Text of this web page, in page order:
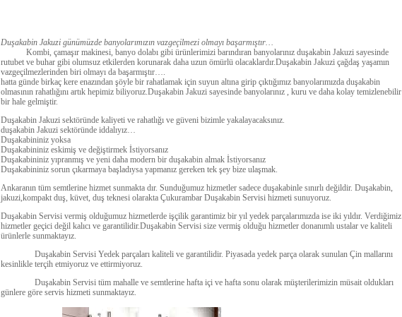
Duşakabin Jakuzi günümüzde banyolarımızın vazgeçilmezi olmayı başarmıştır…
Kombi, çamaşır makinesi, banyo dolabı gibi ürünlerimizi barındıran banyolarınız duşakabin Jakuzi sayesinde
rutubet ve buhar gibi olumsuz etkilerden korunarak daha uzun ömürlü olacaklardır.Duşakabin Jakuzi çağdaş yaşamın
vazgeçilmezlerinden biri olmayı da başarmıştır….
hatta günde birkaç kere enazından şöyle bir rahatlamak için suyun altına girip çıktığımız banyolarımızda duşakabin
olmasının rahatlığını artık hepimiz biliyoruz.Duşakabin Jakuzi sayesinde banyolarınız , kuru ve daha kolay temizlenebilir
bir hale gelmiştir.
Duşakabin Jakuzi sektöründe kaliyeti ve rahatlığı ve güveni bizimle yakalayacaksınız.
duşakabin Jakuzi sektöründe iddalıyız…
Duşakabininiz yoksa
Duşakabininiz eskimiş ve değiştirmek İstiyorsanız
Duşakabininiz yıpranmış ve yeni daha modern bir duşakabin almak İstiyorsanız
Duşakabininiz sorun çıkarmaya başladıysa yapmanız gereken tek şey bize ulaşmak.
Ankaranın tüm semtlerine hizmet sunmakta dır. Sunduğumuz hizmetler sadece duşakabinle sınırlı değildir. Duşakabin,
jakuzi,kompakt duş, küvet, duş teknesi olarakta Çukurambar Duşakabin Servisi hizmeti sunuyoruz.
Duşakabin Servisi vermiş olduğumuz hizmetlerde işçilik garantimiz bir yıl yedek parçalarımızda ise iki yıldır. Verdiğimiz
hizmetler geçici değil kalıcı ve garantilidir.Duşakabin Servisi size vermiş olduğu hizmetler donanımlı ustalar ve kaliteli
ürünlerle sunmaktayız.
Duşakabin Servisi Yedek parçaları kaliteli ve garantilidir. Piyasada yedek parça olarak sunulan Çin mallarını
kesinlikle terçih etmiyoruz ve ettirmiyoruz.
Duşakabin Servisi tüm mahalle ve semtlerine hafta içi ve hafta sonu olarak müşterilerimizin müsait oldukları
günlere göre servis hizmeti sunmaktayız.